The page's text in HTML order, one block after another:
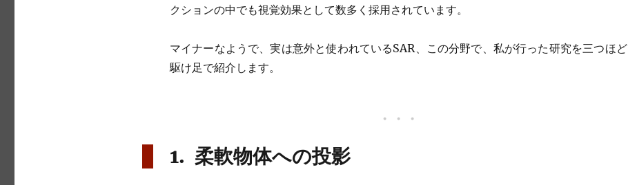
クションの中でも視覚効果として数多く採用されています。
マイナーなようで、実は意外と使われているSAR、この分野で、私が行った研究を三つほど
駆け足で紹介します。
1. 柔軟物体への投影